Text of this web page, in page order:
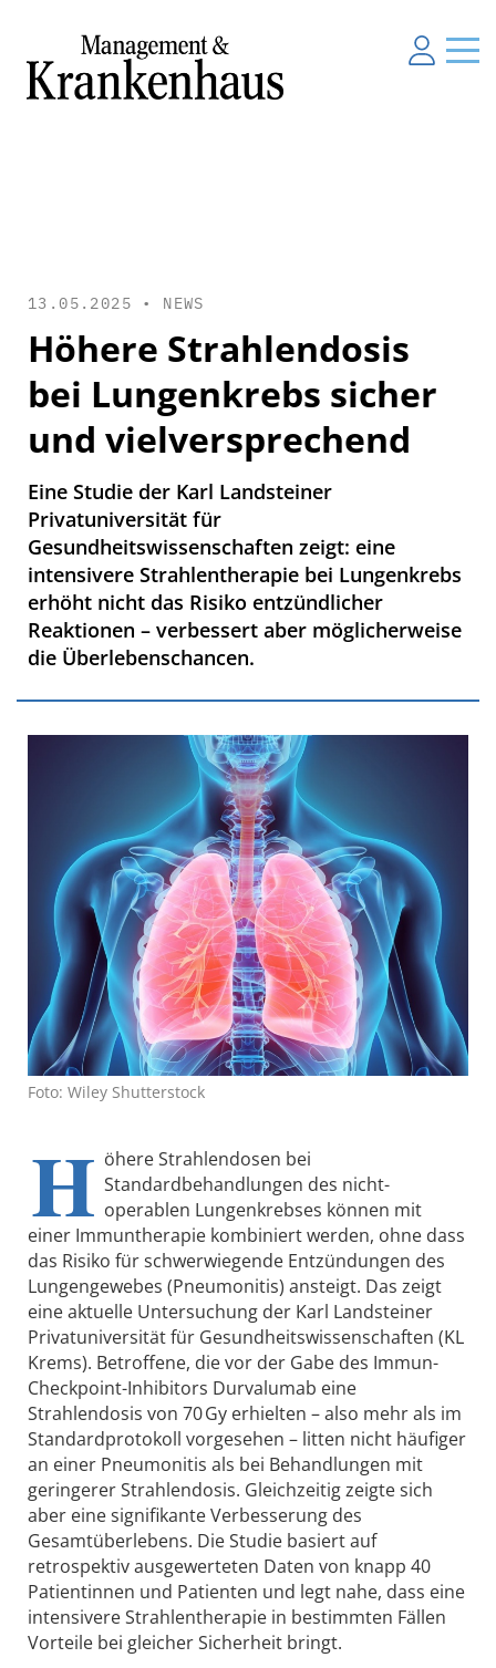
13.05.2025 • NEWS
Höhere Strahlendosis
bei Lungenkrebs sicher
und vielversprechend
Eine Studie der Karl Landsteiner
Privatuniversität für
Gesundheitswissenschaften zeigt: eine
intensivere Strahlentherapie bei Lungenkrebs
erhöht nicht das Risiko entzündlicher
Reaktionen – verbessert aber möglicherweise
die Überlebenschancen.
Foto: Wiley Shutterstock
H öhere Strahlendosen bei
Standardbehandlungen des nicht-
operablen Lungenkrebses können mit
einer Immuntherapie kombiniert werden, ohne dass
das Risiko für schwerwiegende Entzündungen des
Lungengewebes (Pneumonitis) ansteigt. Das zeigt
eine aktuelle Untersuchung der Karl Landsteiner
Privatuniversität für Gesundheitswissenschaften (KL
Krems). Betroffene, die vor der Gabe des Immun-
Checkpoint-Inhibitors Durvalumab eine
Strahlendosis von 70 Gy erhielten – also mehr als im
Standardprotokoll vorgesehen – litten nicht häufiger
an einer Pneumonitis als bei Behandlungen mit
geringerer Strahlendosis. Gleichzeitig zeigte sich
aber eine signifikante Verbesserung des
Gesamtüberlebens. Die Studie basiert auf
retrospektiv ausgewerteten Daten von knapp 40
Patientinnen und Patienten und legt nahe, dass eine
intensivere Strahlentherapie in bestimmten Fällen
Vorteile bei gleicher Sicherheit bringt.